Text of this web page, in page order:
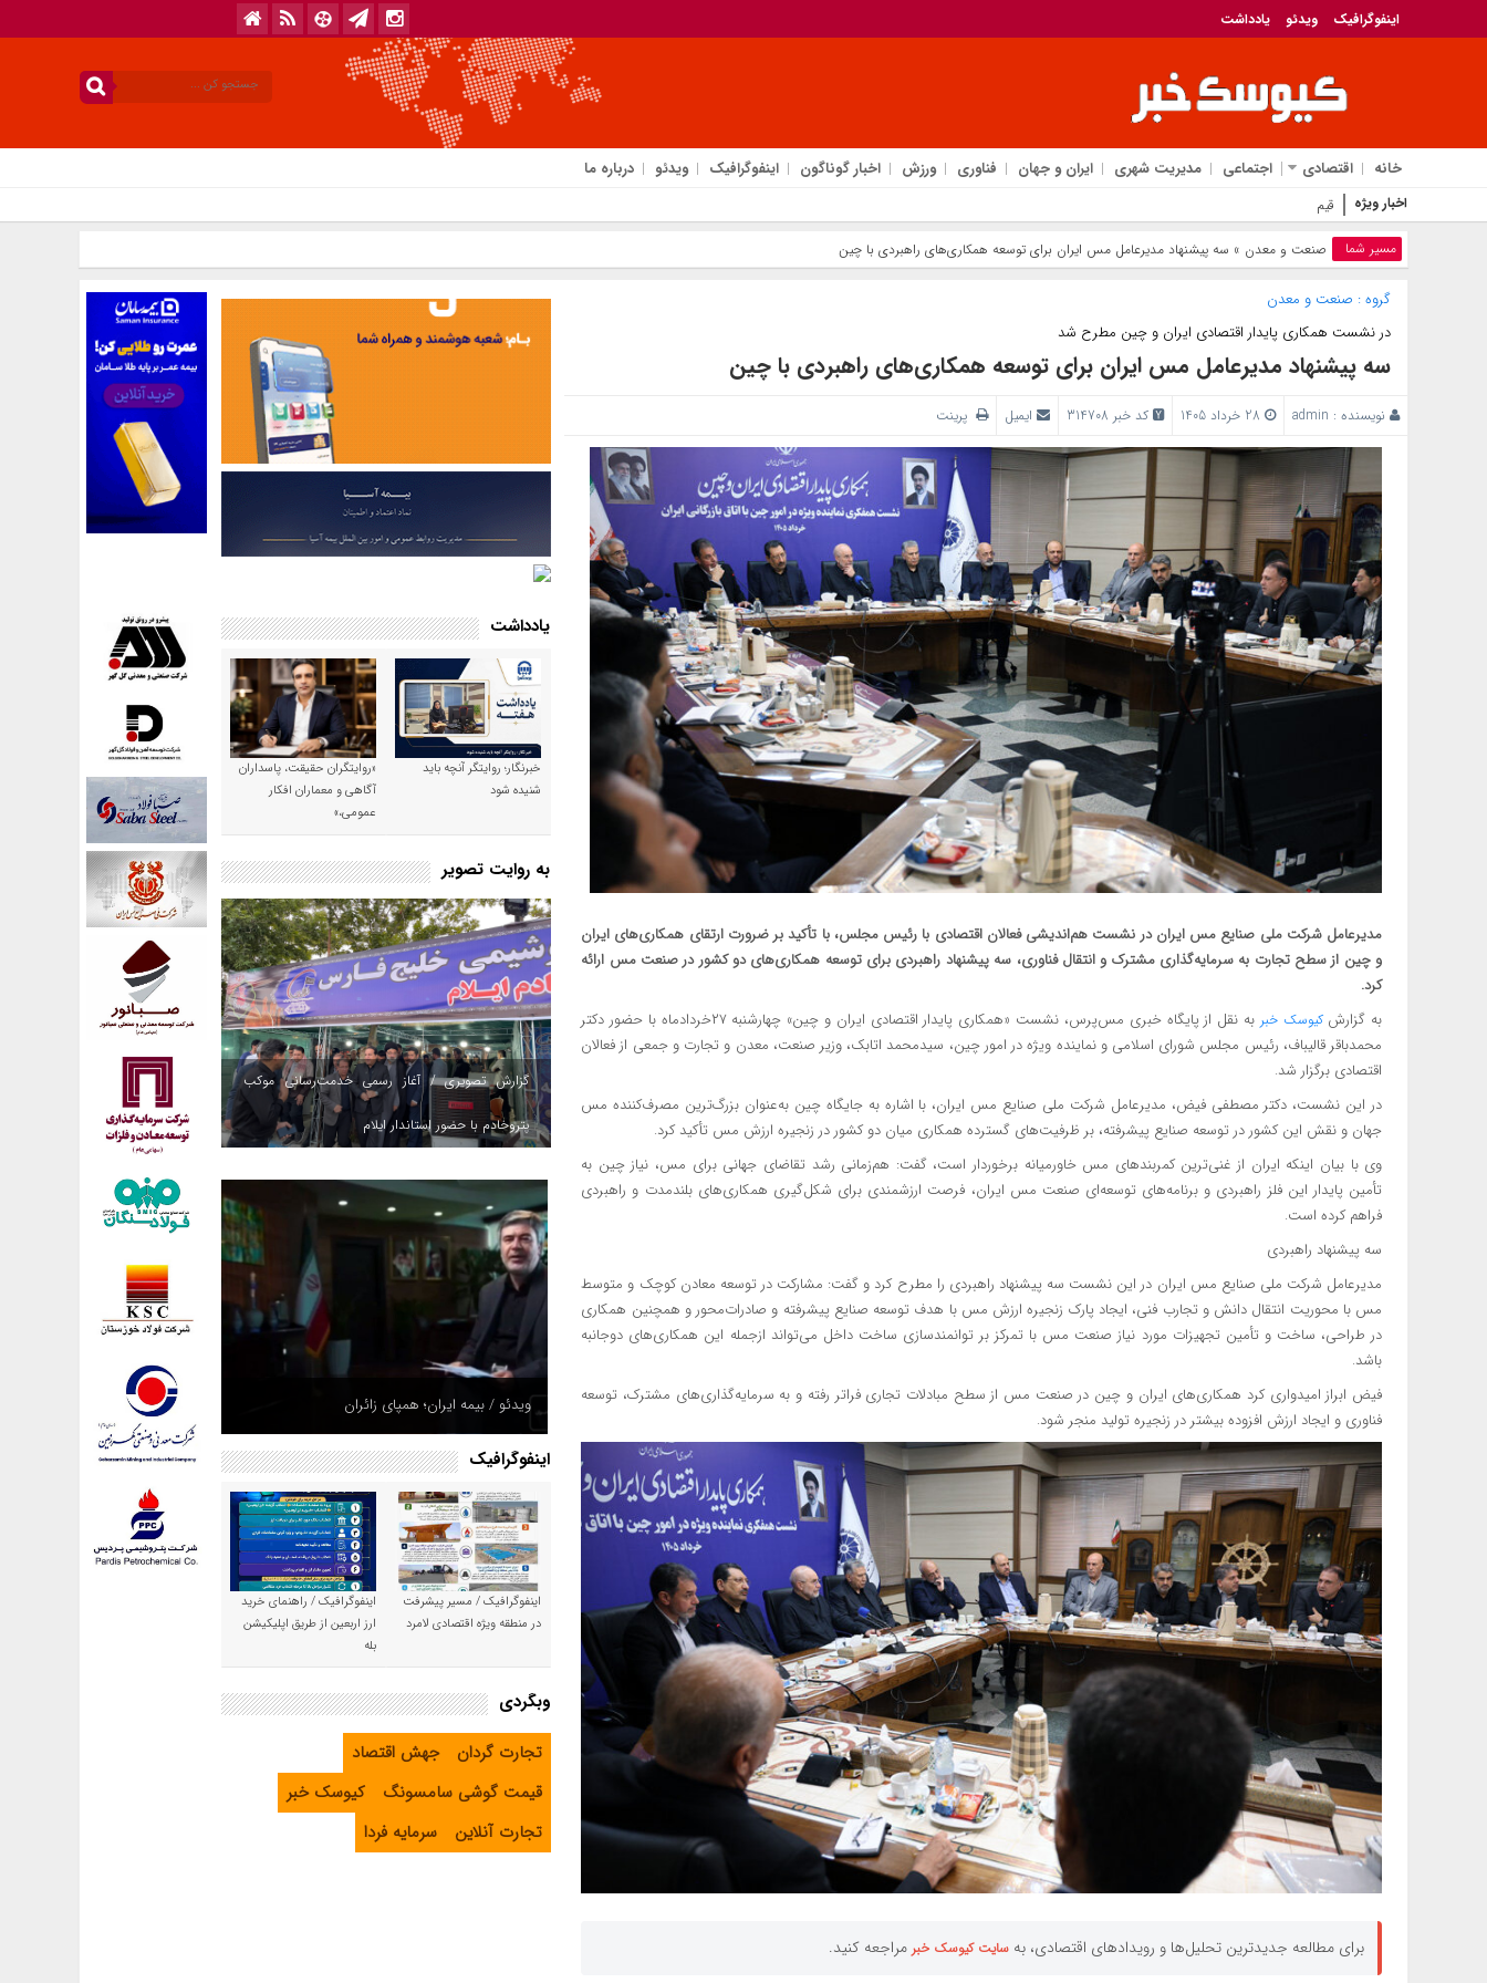
اینفوگرافیک ویدئو یادداشت
خانه اقتصادی اجتماعی مدیریت شهری ایران و جهان فناوری ورزش اخبار گوناگون اینفوگرافیک ویدئو درباره ما
اخبار ویژه قیمت آلایش گوساله و گوسفندی بسته
مسیر شما صنعت و معدن » سه پیشنهاد مدیرعامل مس ایران برای توسعه همکاری‌های راهبردی با چین
گروه : صنعت و معدن
در نشست همکاری پایدار اقتصادی ایران و چین مطرح شد
سه پیشنهاد مدیرعامل مس ایران برای توسعه همکاری‌های راهبردی با چین
نویسنده : admin کد خبر 314708 ایمیل پرینت
مدیرعامل شرکت ملی صنایع مس ایران در نشست هم‌اندیشی فعالان اقتصادی با رئیس مجلس، با تأکید بر ضرورت ارتقای همکاری‌های ایران
و چین از سطح تجارت به سرمایه‌گذاری مشترک و انتقال فناوری، سه پیشنهاد راهبردی برای توسعه همکاری‌های دو کشور در صنعت مس ارائه
کرد.
به گزارشکیوسک خبر
به نقل از پایگاه خبری مس‌پرس، نشست «همکاری پایدار اقتصادی ایران و چین» چهارشنبه ۲۷خردادماه با حضور دکتر
محمدباقر قالیباف، رئیس مجلس شورای اسلامی و نماینده ویژه در امور چین، سیدمحمد اتابک، وزیر صنعت، معدن و تجارت و جمعی از فعالان
اقتصادی برگزار شد.
در این نشست، دکتر مصطفی فیض، مدیرعامل شرکت ملی صنایع مس ایران، با اشاره به جایگاه چین به‌عنوان بزرگ‌ترین مصرف‌کننده مس
جهان و نقش این کشور در توسعه صنایع پیشرفته، بر ظرفیت‌های گسترده همکاری میان دو کشور در زنجیره ارزش مس تأکید کرد.
وی با بیان اینکه ایران از غنی‌ترین کمربندهای مس خاورمیانه برخوردار است، گفت: هم‌زمانی رشد تقاضای جهانی برای مس، نیاز چین به
تأمین پایدار این فلز راهبردی و برنامه‌های توسعه‌ای صنعت مس ایران، فرصت ارزشمندی برای شکل‌گیری همکاری‌های بلندمدت و راهبردی
فراهم کرده است.
سه پیشنهاد راهبردی
مدیرعامل شرکت ملی صنایع مس ایران در این نشست سه پیشنهاد راهبردی را مطرح کرد و گفت: مشارکت در توسعه معادن کوچک و متوسط
مس با محوریت انتقال دانش و تجارب فنی، ایجاد پارک زنجیره ارزش مس با هدف توسعه صنایع پیشرفته و صادرات‌محور و همچنین همکاری
در طراحی، ساخت و تأمین تجهیزات مورد نیاز صنعت مس با تمرکز بر توانمندسازی ساخت داخل می‌تواند ازجمله این همکاری‌های دوجانبه
باشد.
فیض ابراز امیدواری کرد همکاری‌های ایران و چین در صنعت مس از سطح مبادلات تجاری فراتر رفته و به سرمایه‌گذاری‌های مشترک، توسعه
فناوری و ایجاد ارزش افزوده بیشتر در زنجیره تولید منجر شود.
برای مطالعه جدیدترین تحلیل‌ها و رویدادهای اقتصادی، به سایت کیوسک خبر مراجعه کنید.
یادداشت
خبرنگار؛ روایتگر آنچه باید
شنیده شود
«روایتگران حقیقت، پاسداران
آگاهی و معماران افکار
عمومی،»
به روایت تصویر
گزارش تصویری / آغاز رسمی خدمت‌رسانی موکب
پتروخادم با حضور استاندار ایلام
ویدئو / بیمه ایران؛ همپای زائران
اینفوگرافیک
اینفوگرافیک / مسیر پیشرفت
در منطقه ویژه اقتصادی لامرد
اینفوگرافیک / راهنمای خرید
ارز اربعین از طریق اپلیکیشن
بله
وبگردی
تجارت گردان
جهش اقتصاد
قیمت گوشی سامسونگ
کیوسک خبر
تجارت آنلاین
سرمایه فردا